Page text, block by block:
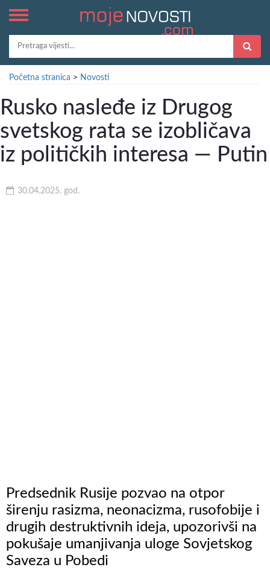
Početna stranica > Novosti
Rusko nasleđe iz Drugog
svetskog rata se izobličava
iz političkih interesa — Putin
30.04.2025. god.
Predsednik Rusije pozvao na otpor
širenju rasizma, neonacizma, rusofobije i
drugih destruktivnih ideja, upozorivši na
pokušaje umanjivanja uloge Sovjetskog
Saveza u Pobedi